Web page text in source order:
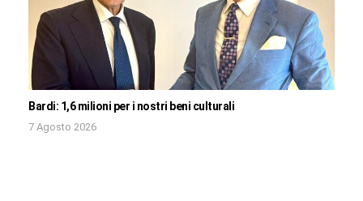
Bardi: 1,6 milioni per i nostri beni culturali
7 Agosto 2026